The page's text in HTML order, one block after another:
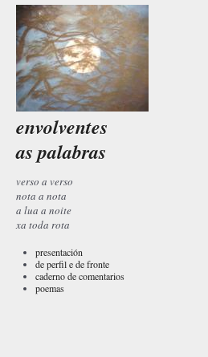
envolventes
as palabras
verso a verso
nota a nota
a lua a noite
xa toda rota
presentación
de perfil e de fronte
caderno de comentarios
poemas